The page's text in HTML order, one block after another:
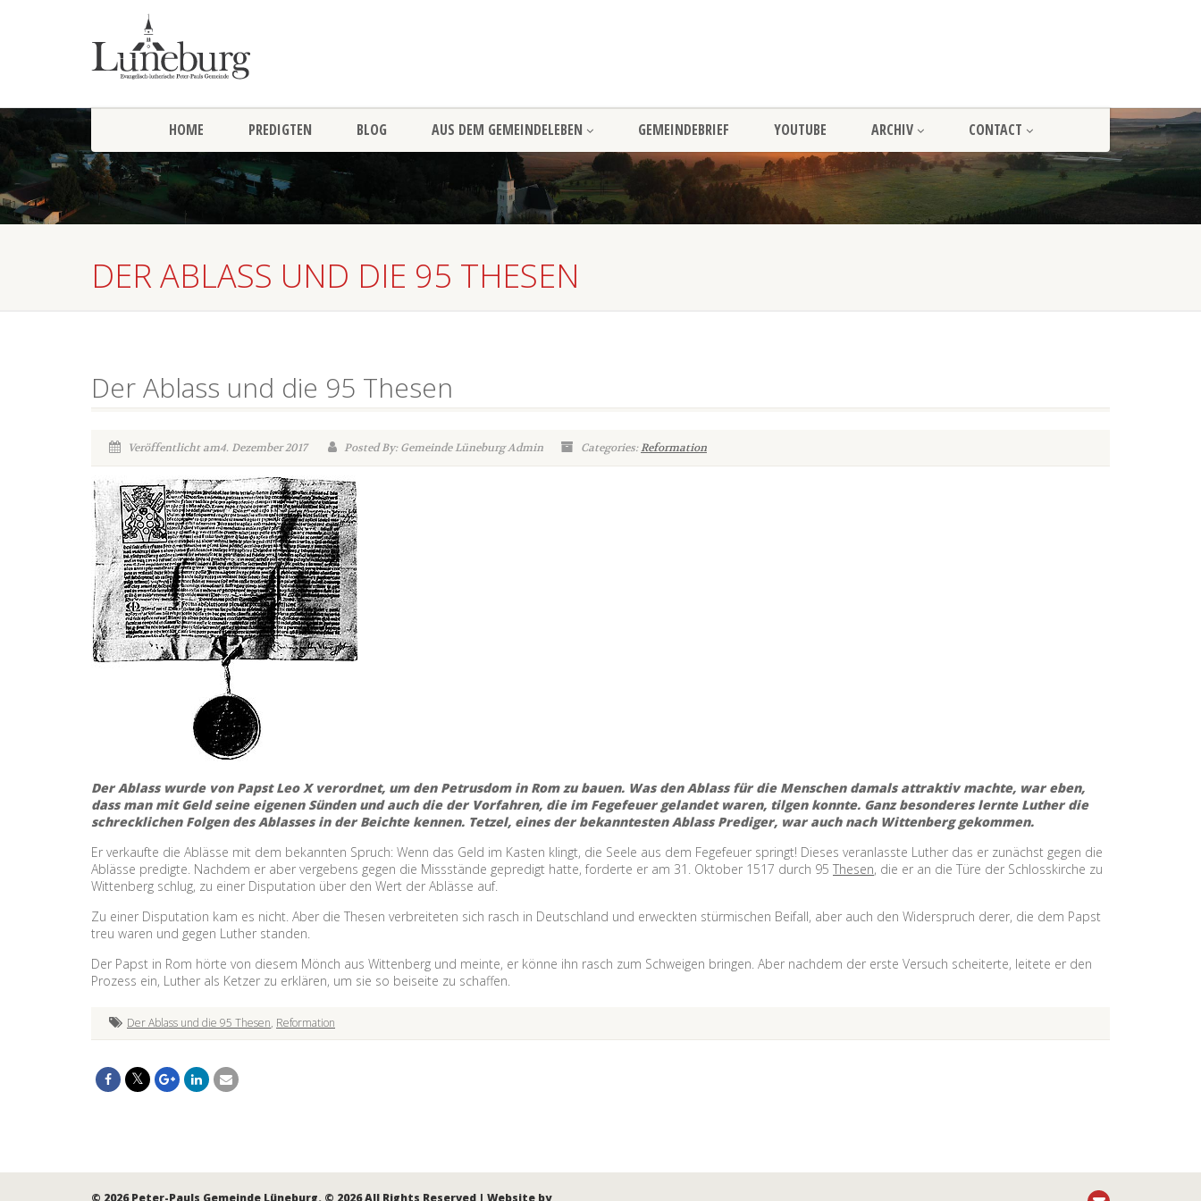
HOME PREDIGTEN BLOG AUS DEM GEMEINDELEBEN GEMEINDEBRIEF YOUTUBE ARCHIV CONTACT
DER ABLASS UND DIE 95 THESEN
Der Ablass und die 95 Thesen
Veröffentlicht am4. Dezember 2017 Posted By: Gemeinde Lüneburg Admin Categories:Reformation
Der Ablass wurde von Papst Leo X verordnet, um den Petrusdom in Rom zu bauen. Was den Ablass für die Menschen damals attraktiv machte, war eben,
dass man mit Geld seine eigenen Sünden und auch die der Vorfahren, die im Fegefeuer gelandet waren, tilgen konnte. Ganz besonderes lernte Luther die
schrecklichen Folgen des Ablasses in der Beichte kennen. Tetzel, eines der bekanntesten Ablass Prediger, war auch nach Wittenberg gekommen.
Er verkaufte die Ablässe mit dem bekannten Spruch: Wenn das Geld im Kasten klingt, die Seele aus dem Fegefeuer springt! Dieses veranlasste Luther das er zunächst gegen die
Ablässe predigte. Nachdem er aber vergebens gegen die Missstände gepredigt hatte, forderte er am 31. Oktober 1517 durch 95 Thesen, die er an die Türe der Schlosskirche zu
Wittenberg schlug, zu einer Disputation über den Wert der Ablässe auf.
Zu einer Disputation kam es nicht. Aber die Thesen verbreiteten sich rasch in Deutschland und erweckten stürmischen Beifall, aber auch den Widerspruch derer, die dem Papst
treu waren und gegen Luther standen.
Der Papst in Rom hörte von diesem Mönch aus Wittenberg und meinte, er könne ihn rasch zum Schweigen bringen. Aber nachdem der erste Versuch scheiterte, leitete er den
Prozess ein, Luther als Ketzer zu erklären, um sie so beiseite zu schaffen.
Der Ablass und die 95 Thesen, Reformation
© 2026 Peter-Pauls Gemeinde Lüneburg. © 2026 All Rights Reserved | Website by